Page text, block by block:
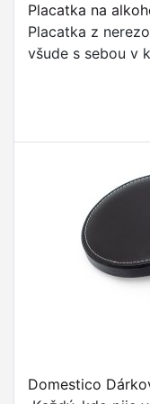
Placatka na
Placatka z
všude s sebou v
Domestico